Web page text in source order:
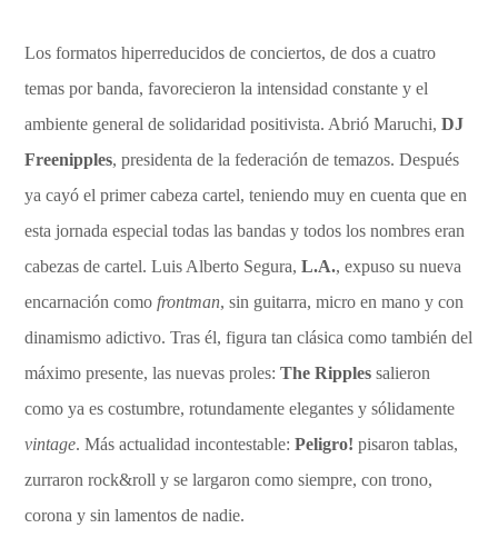
Los formatos hiperreducidos de conciertos, de dos a cuatro
temas por banda, favorecieron la intensidad constante y el
ambiente general de solidaridad positivista. Abrió Maruchi,DJ
Freenipples, presidenta de la federación de temazos. Después
ya cayó el primer cabeza cartel, teniendo muy en cuenta que en
esta jornada especial todas las bandas y todos los nombres eran
cabezas de cartel. Luis Alberto Segura,L.A., expuso su nueva
encarnación como frontman, sin guitarra, micro en mano y con
dinamismo adictivo. Tras él, figura tan clásica como también del
máximo presente, las nuevas proles:The Ripplessalieron
como ya es costumbre, rotundamente elegantes y sólidamente
vintage. Más actualidad incontestable:Peligro!pisaron tablas,
zurraron rock&roll y se largaron como siempre, con trono,
corona y sin lamentos de nadie.